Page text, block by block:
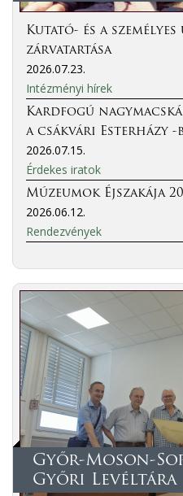
Kutató- és a
zárvatartása
2026.07.23.
Intézményi hírek
Kardfogú
a csákvári Esterházy
2026.07.15.
Érdekes iratok
Múzeumok Éjszakája
2026.06.12.
Rendezvények
Győr-Moson-
Győri Levéltára